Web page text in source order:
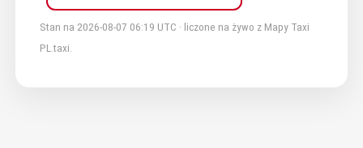
Stan na 2026-08-07 06:19 UTC · liczone na żywo z Mapy Taxi
PL.taxi.